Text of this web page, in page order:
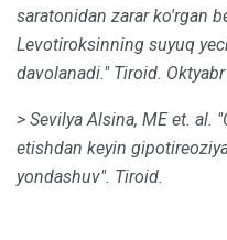
saratonidan zarar ko'rgan
Levotiroksinning suyuq
davolanadi." Tiroid.
> Sevilya Alsina, ME et. al.
etishdan keyin
yondashuv". Tiroid.